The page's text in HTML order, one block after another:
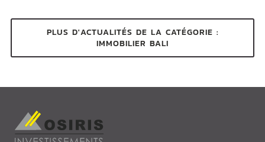
PLUS D'ACTUALITÉS DE LA CATÉGORIE :
IMMOBILIER BALI